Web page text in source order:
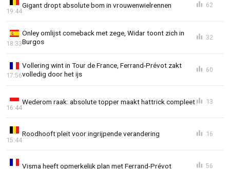
Gigant dropt absolute bom in vrouwenwielrennen
19:44
62
Onley omlijst comeback met zege, Widar toont zich in
Burgos
18:33
32
Vollering wint in Tour de France, Ferrand-Prévot zakt
volledig door het ijs
17:56
60
Wederom raak: absolute topper maakt hattrick compleet
16:44
13
Roodhooft pleit voor ingrijpende verandering
15:44
16
Visma heeft opmerkelijk plan met Ferrand-Prévot 56